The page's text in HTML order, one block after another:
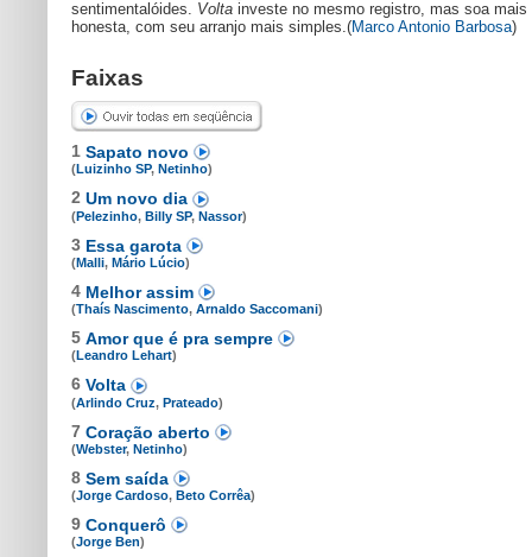
sentimentalóides. Volta investe no mesmo registro, mas soa mais
honesta, com seu arranjo mais simples.(Marco Antonio Barbosa)
Faixas
1 Sapato novo
(Luizinho SP, Netinho)
2 Um novo dia
(Pelezinho, Billy SP, Nassor)
3 Essa garota
(Malli, Mário Lúcio)
4 Melhor assim
(Thaís Nascimento, Arnaldo Saccomani)
5 Amor que é pra sempre
(Leandro Lehart)
6 Volta
(Arlindo Cruz, Prateado)
7 Coração aberto
(Webster, Netinho)
8 Sem saída
(Jorge Cardoso, Beto Corrêa)
9 Conquerô
(Jorge Ben)